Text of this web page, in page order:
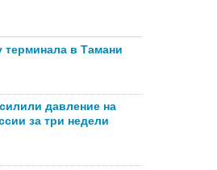
терминала в Тамани
давление на
за три недели